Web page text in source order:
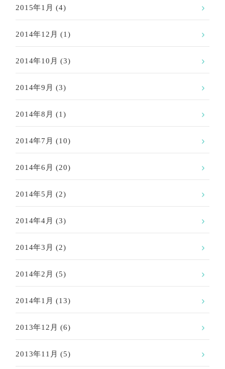
2015年1月 (4)
2014年12月 (1)
2014年10月 (3)
2014年9月 (3)
2014年8月 (1)
2014年7月 (10)
2014年6月 (20)
2014年5月 (2)
2014年4月 (3)
2014年3月 (2)
2014年2月 (5)
2014年1月 (13)
2013年12月 (6)
2013年11月 (5)